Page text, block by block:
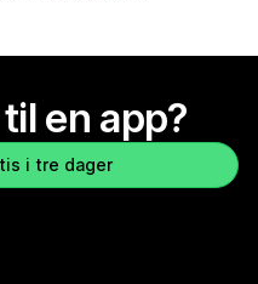
en app?
i tre dager